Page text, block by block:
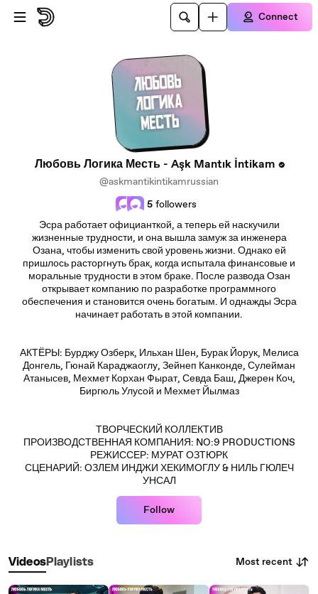
Skip to main content
Connect
Любовь Логика Месть - Aşk Mantık İntikam
@askmantikintikamrussian
5 followers
Эсра работает официанткой, а теперь ей наскучили
жизненные трудности, и она вышла замуж за инженера
Озана, чтобы изменить свой уровень жизни. Однако ей
пришлось расторгнуть брак, когда испытала финансовые и
моральные трудности в этом браке. После развода Озан
открывает компанию по разработке программного
обеспечения и становится очень богатым. И однажды Эсра
начинает работать в этой компании.
АКТЁРЫ: Бурджу Озберк, Ильхан Шен, Бурак Йорук, Мелиса
Донгель, Гюнай Караджаоглу, Зейнеп Канконде, Сулейман
Атанысев, Мехмет Корхан Фырат, Севда Баш, Джерен Коч,
Биргюль Улусой и Мехмет Йылмаз
ТВОРЧЕСКИЙ КОЛЛЕКТИВ
ПРОИЗВОДСТВЕННАЯ КОМПАНИЯ: NO:9 PRODUCTIONS
РЕЖИССЕР: МУРАТ ОЗТЮРК
СЦЕНАРИЙ: ОЗЛЕМ ИНДЖИ ХЕКИМОГЛУ & НИЛЬ ГЮЛЕЧ
УНСАЛ
Follow
VideosPlaylists Most recent